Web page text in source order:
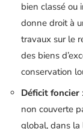
bien classé ou
donne droit à
travaux sur le
des biens
conservation
Déficit foncier
non couverte
global, dans la